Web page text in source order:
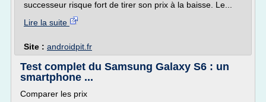
successeur risque fort de tirer son prix à la baisse. Le...
Lire la suite
Site : androidpit.fr
Test complet du Samsung Galaxy S6 : un
smartphone ...
Comparer les prix